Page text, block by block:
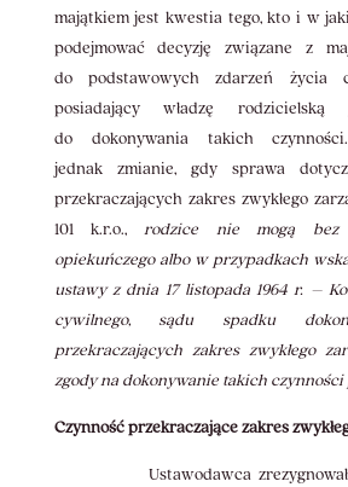
majątkiem jest kwestia tego, kto i w
podejmować decyzję związane z
do podstawowych zdarzeń życia
posiadający władzę
do dokonywania takich
jednak zmianie, gdy sprawa
przekraczających zakres zwykłego
101 k.r.o.,rodzice nie mogą bez
opiekuńczego albo w przypadkach
ustawy z dnia 17 listopada 1964 r. –
cywilnego, sądu spadku
przekraczających zakres zwykłego
zgody na dokonywanie takich czynności
Czynność przekraczające zakres
Ustawodawca zrezygnował z